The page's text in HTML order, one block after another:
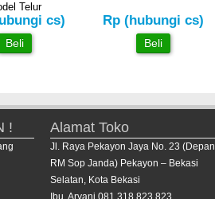
Telur
cs)
Beli
Rp (hubungi cs)
Beli
! Alamat Toko
Jl. Raya Pekayon Jaya No. 23 (Depan
RM Sop Janda) Pekayon – Bekasi
Selatan, Kota Bekasi
Ibu. Aryani 081 318 823 823